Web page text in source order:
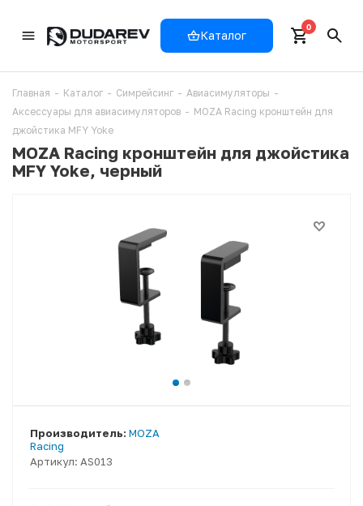
Каталог
0
Главная - Каталог - Симрейсинг - Авиасимуляторы -
Аксессуары для авиасимуляторов - MOZA Racing кронштейн для
джойстика MFY Yoke
MOZA Racing кронштейн для джойстика
MFY Yoke, черный
Артикул: AS013
Производитель: MOZA
Racing